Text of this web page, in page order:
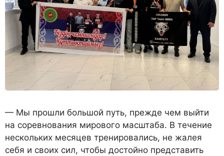
— Мы прошли большой путь, прежде чем выйти
на соревнования мирового масштаба. В течение
нескольких месяцев тренировались, не жалея
себя и своих сил, чтобы достойно представить